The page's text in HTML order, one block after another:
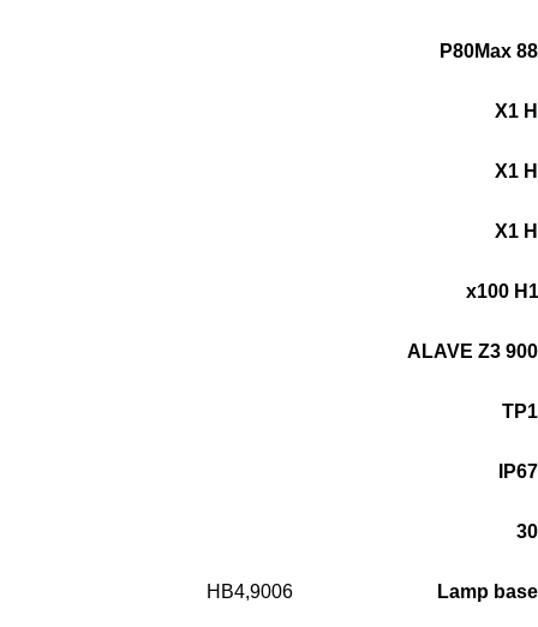
P80Max
X1
X1
X1
x100
ALAVE Z3
Lamp
HB4,9006